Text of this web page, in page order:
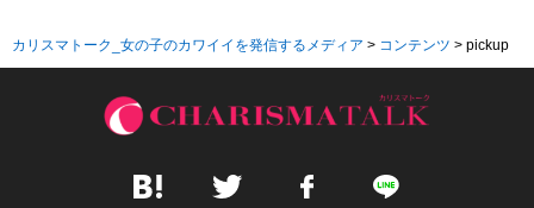
カリスマトーク_女の子のカワイイを発信するメディア > コンテンツ > pickup